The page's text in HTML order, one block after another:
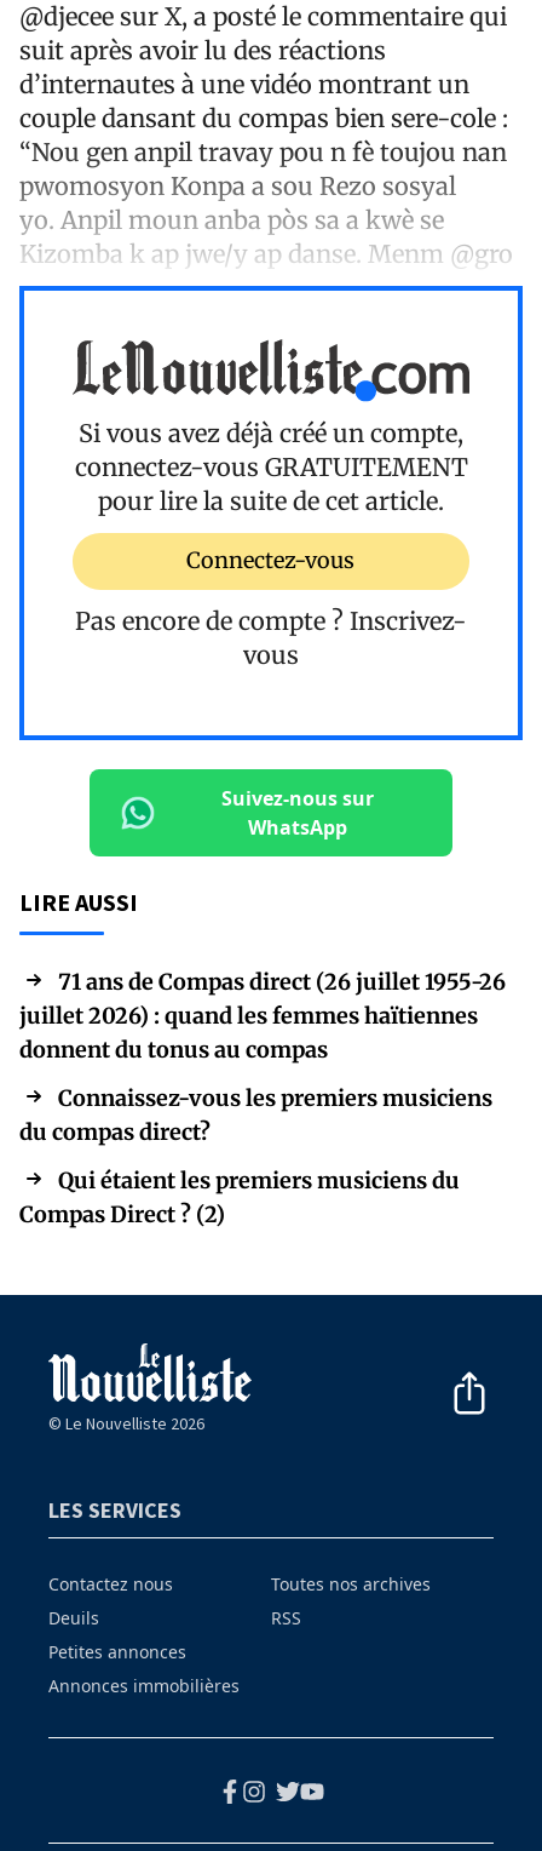
@djecee sur X, a posté le commentaire qui
suit après avoir lu des réactions
d’internautes à une vidéo montrant un
couple dansant du compas bien sere-cole :
“Nou gen anpil travay pou n fè toujou nan
pwomosyon Konpa a sou Rezo sosyal
yo. Anpil moun anba pòs sa a kwè se
Kizomba k ap jwe/y ap danse. Menm @gro
Si vous avez déjà créé un compte,
connectez-vous GRATUITEMENT
pour lire la suite de cet article.
Connectez-vous
Pas encore de compte ? Inscrivez-
vous
Suivez-nous sur
WhatsApp
LIRE AUSSI
71 ans de Compas direct (26 juillet 1955-26
juillet 2026) : quand les femmes haïtiennes
donnent du tonus au compas
Connaissez-vous les premiers musiciens
du compas direct?
Qui étaient les premiers musiciens du
Compas Direct ? (2)
© Le Nouvelliste 2026
LES SERVICES
Contactez nous
Deuils
Petites annonces
Annonces immobilières
Toutes nos archives
RSS